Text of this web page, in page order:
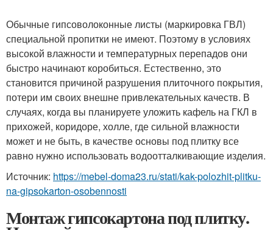
Обычные гипсоволоконные листы (маркировка ГВЛ)
специальной пропитки не имеют. Поэтому в условиях
высокой влажности и температурных перепадов они
быстро начинают коробиться. Естественно, это
становится причиной разрушения плиточного покрытия,
потери им своих внешне привлекательных качеств. В
случаях, когда вы планируете уложить кафель на ГКЛ в
прихожей, коридоре, холле, где сильной влажности
может и не быть, в качестве основы под плитку все
равно нужно использовать водоотталкивающие изделия.
Источник: https://mebel-doma23.ru/stati/kak-polozhit-plitku-
na-gipsokarton-osobennosti
Монтаж гипсокартона под плитку.